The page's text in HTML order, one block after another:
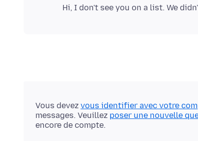
Vous devez vous identifier avec votre
messages. Veuillez poser une nouvelle
encore de compte.